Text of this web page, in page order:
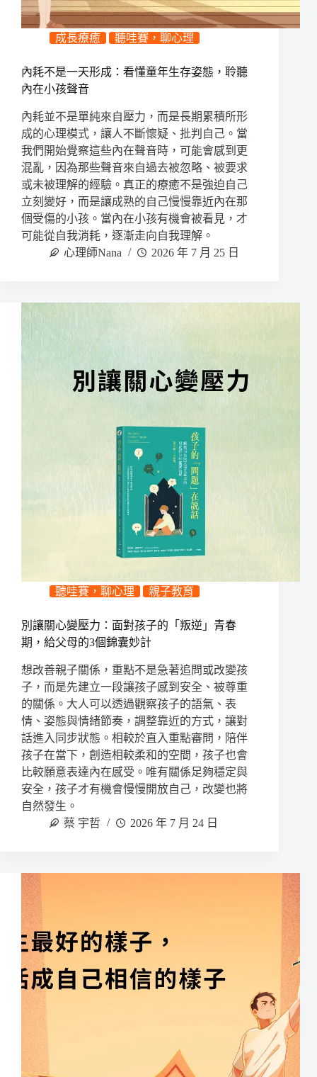
成長療癒 聽哇賽，聊心理
內耗不是一天形成：看懂童年生存姿態，聆聽
內在小孩聲音
內耗並不是單純來自壓力，而是長期累積所形
成的心理模式，讓人不斷懷疑、批判自己。當
我們開始覺察這些內在聲音時，可能會感到更
混亂，因為那些聲音來自過去被忽略、被要求
或未被理解的經驗。真正的療癒不是強迫自己
立刻變好，而是讓成熟的自己慢慢靠近內在那
個受傷的小孩。當內在小孩有機會被看見，才
可能從自我消耗，逐漸走向自我理解。
心理師Nana
2026 年 7 月 25 日
聽哇賽，聊心理 親子教育
別讓關心變壓力：面對孩子的「叛逆」青春
期，給父母的3個錦囊妙計
想改善親子關係，重點不是急著追問或改變孩
子，而是先建立一段讓孩子感到安全、被尊重
的關係。大人可以透過觀察孩子的語氣、表
情、姿態與情緒節奏，調整靠近的方式，讓對
話進入同步狀態。相較於直入重點審問，陪伴
孩子在當下，創造相較柔和的空間，孩子也會
比較願意表達內在感受。唯有關係足夠穩定與
安全，孩子才有機會慢慢開放自己，改變也將
自然發生。
蔡 宇哲
2026 年 7 月 24 日